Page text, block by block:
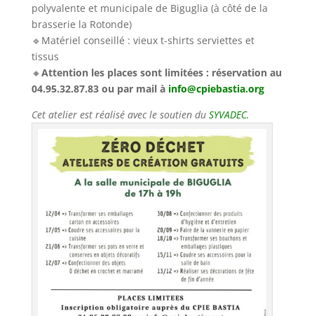
polyvalente et municipale de Biguglia (à côté de la
brasserie la Rotonde)
🔹️Matériel conseillé : vieux t-shirts serviettes et
tissus
🔸️Attention les places sont limitées : réservation au
04.95.32.87.83 ou par mail àinfo@cpiebastia.org
Cet atelier est réalisé avec le soutien du SYVADEC.